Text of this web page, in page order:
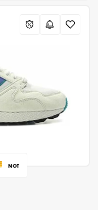
NOT